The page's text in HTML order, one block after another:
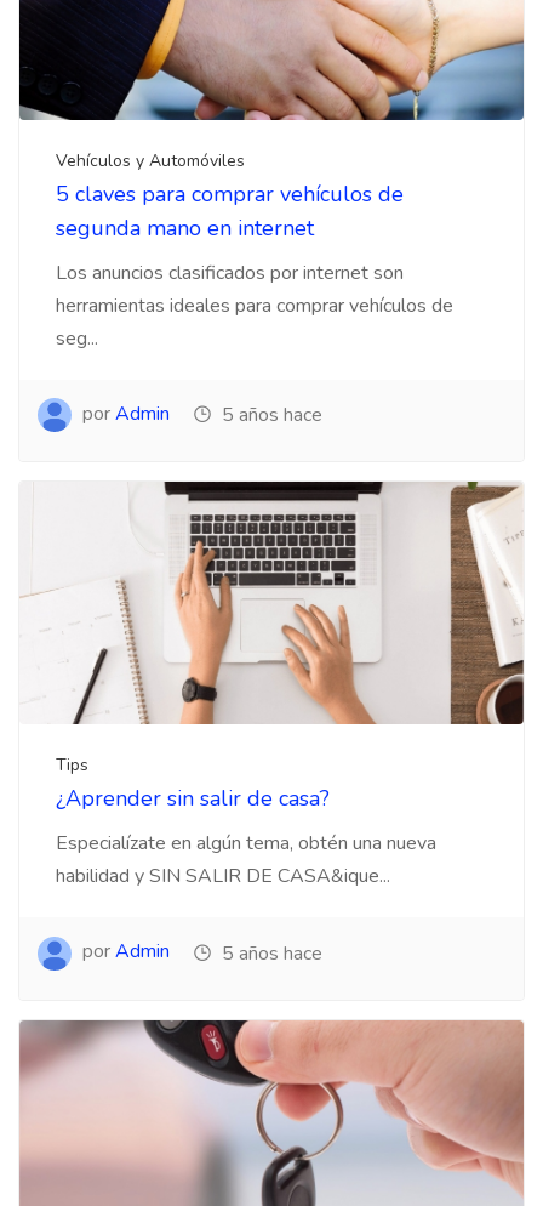
Vehículos y Automóviles
5 claves para comprar vehículos de
segunda mano en internet
Los anuncios clasificados por internet son
herramientas ideales para comprar vehículos de
seg...
porAdmin 5 años hace
Tips
¿Aprender sin salir de casa?
Especialízate en algún tema, obtén una nueva
habilidad y SIN SALIR DE CASA&ique...
porAdmin 5 años hace